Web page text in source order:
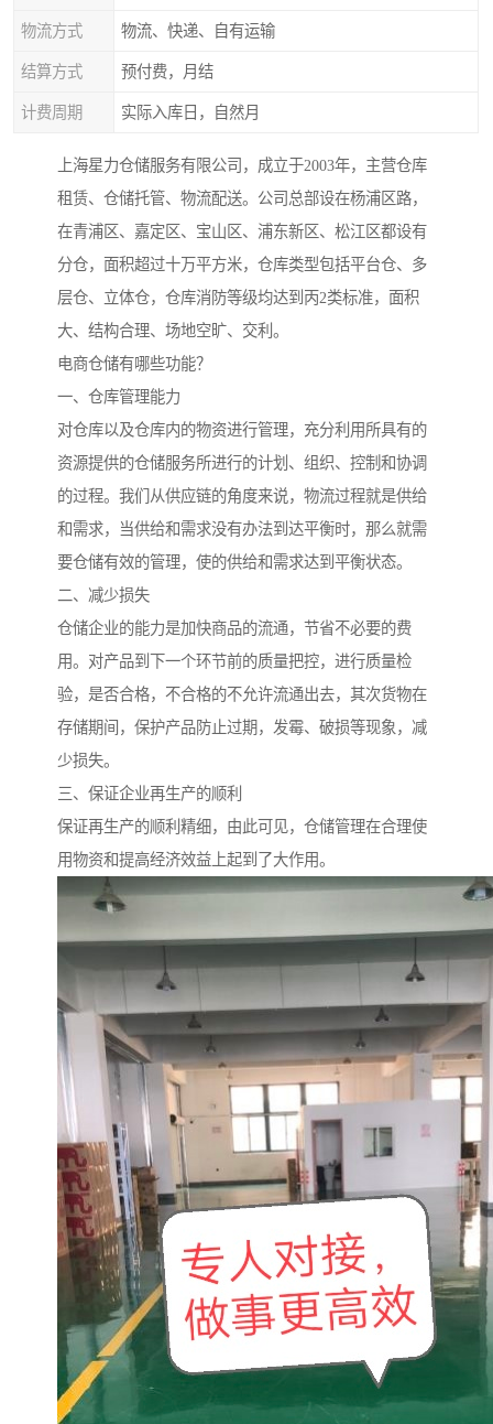
物流方式 物流、快递、自有运输
结算方式 预付费，月结
计费周期 实际入库日，自然月
上海星力仓储服务有限公司，成立于2003年，主营仓库
租赁、仓储托管、物流配送。公司总部设在杨浦区路，
在青浦区、嘉定区、宝山区、浦东新区、松江区都设有
分仓，面积超过十万平方米，仓库类型包括平台仓、多
层仓、立体仓，仓库消防等级均达到丙2类标准，面积
大、结构合理、场地空旷、交利。
电商仓储有哪些功能？
一、仓库管理能力
对仓库以及仓库内的物资进行管理，充分利用所具有的
资源提供的仓储服务所进行的计划、组织、控制和协调
的过程。我们从供应链的角度来说，物流过程就是供给
和需求，当供给和需求没有办法到达平衡时，那么就需
要仓储有效的管理，使的供给和需求达到平衡状态。
二、减少损失
仓储企业的能力是加快商品的流通，节省不必要的费
用。对产品到下一个环节前的质量把控，进行质量检
验，是否合格，不合格的不允许流通出去，其次货物在
存储期间，保护产品防止过期，发霉、破损等现象，减
少损失。
三、保证企业再生产的顺利
保证再生产的顺利精细，由此可见，仓储管理在合理使
用物资和提高经济效益上起到了大作用。